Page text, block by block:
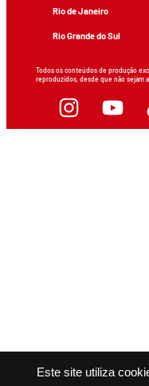
Este site utiliza
Rio de Janeiro
Rio Grande do Sul
Todos os conteúdos de produção
reproduzidos, desde que não sejam